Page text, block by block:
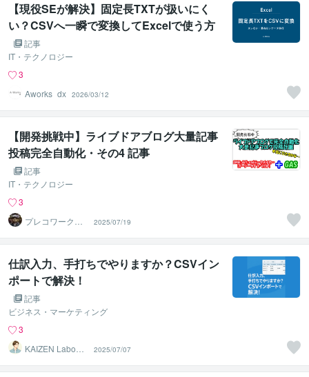
【現役SEが解決】固定長TXTが扱いにく
い？CSVへ一瞬で変換してExcelで使う方
法 記事
IT・テクノロジー
3
Aworks_dx 2026/03/12
【開発挑戦中】ライブドアブログ大量記事
投稿完全自動化・その4 記事
記事
IT・テクノロジー
3
プレコワークス
★pleco works
2025/07/19
仕訳入力、手打ちでやりますか？CSVイン
ポートで解決！
記事
ビジネス・マーケティング
3
KAIZEN Labo
ボ）
2025/07/07